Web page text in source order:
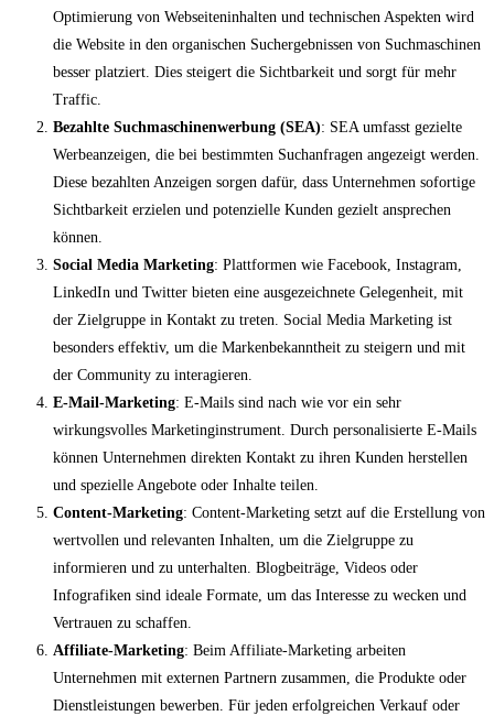
Optimierung von Webseiteninhalten und technischen Aspekten wird
die Website in den organischen Suchergebnissen von Suchmaschinen
besser platziert. Dies steigert die Sichtbarkeit und sorgt für mehr
Traffic.
Bezahlte Suchmaschinenwerbung (SEA): SEA umfasst gezielte
Werbeanzeigen, die bei bestimmten Suchanfragen angezeigt werden.
Diese bezahlten Anzeigen sorgen dafür, dass Unternehmen sofortige
Sichtbarkeit erzielen und potenzielle Kunden gezielt ansprechen
können.
Social Media Marketing: Plattformen wie Facebook, Instagram,
LinkedIn und Twitter bieten eine ausgezeichnete Gelegenheit, mit
der Zielgruppe in Kontakt zu treten. Social Media Marketing ist
besonders effektiv, um die Markenbekanntheit zu steigern und mit
der Community zu interagieren.
E-Mail-Marketing: E-Mails sind nach wie vor ein sehr
wirkungsvolles Marketinginstrument. Durch personalisierte E-Mails
können Unternehmen direkten Kontakt zu ihren Kunden herstellen
und spezielle Angebote oder Inhalte teilen.
Content-Marketing: Content-Marketing setzt auf die Erstellung von
wertvollen und relevanten Inhalten, um die Zielgruppe zu
informieren und zu unterhalten. Blogbeiträge, Videos oder
Infografiken sind ideale Formate, um das Interesse zu wecken und
Vertrauen zu schaffen.
Affiliate-Marketing: Beim Affiliate-Marketing arbeiten
Unternehmen mit externen Partnern zusammen, die Produkte oder
Dienstleistungen bewerben. Für jeden erfolgreichen Verkauf oder